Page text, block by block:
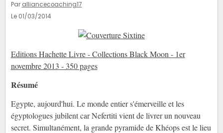
Par alliancecoaching17
Le 01/03/2014
Editions Hachette Livre - Collections Black Moon - 1er
novembre 2013 - 350 pages
Résumé
Egypte, aujourd'hui. Le monde entier s'émerveille et les
égyptologues jubilent car Nefertiti vient de livrer un nouveau
secret. Simultanément, la grande pyramide de Khéops est le lieu